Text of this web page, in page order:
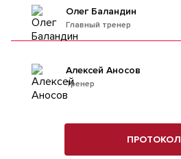
Главный тренер
Олег Баландин
Тренер
Алексей Аносов
ПРОТОКОЛ